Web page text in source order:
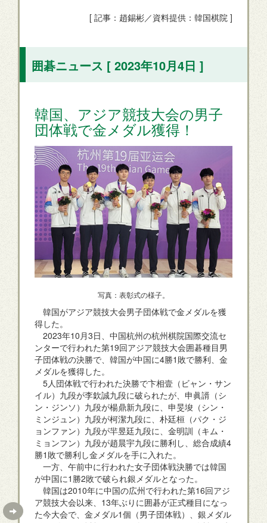
[ 記事：趙錫彬／資料提供：韓国棋院 ]
囲碁ニュース [ 2023年10月4日 ]
韓国、アジア競技大会の男子
団体戦で金メダル獲得！
写真：表彰式の様子。
韓国がアジア競技大会男子団体戦で金メダルを獲
得した。
2023年10月3日、中国杭州の杭州棋院国際交流セ
ンターで行われた第19回アジア競技大会囲碁種目男
子団体戦の決勝で、韓国が中国に4勝1敗で勝利、金
メダルを獲得した。
5人団体戦で行われた決勝で卞相壹（ビャン・サン
イル）九段が李欽誠九段に破られたが、申眞諝（シ
ン・ジンソ）九段が楊鼎新九段に、申旻埈（シン・
ミンジュン）九段が柯潔九段に、朴廷桓（パク・ジ
ョンファン）九段が羋昱廷九段に、金明訓（キム・
ミョンフン）九段が趙晨宇九段に勝利し、総合成績4
勝1敗で勝利し金メダルを手に入れた。
一方、午前中に行われた女子団体戦決勝では韓国
が中国に1勝2敗で破られ銀メダルとなった。
韓国は2010年に中国の広州で行われた第16回アジ
ア競技大会以来、13年ぶりに囲碁が正式種目になっ
た今大会で、金メダル1個（男子団体戦）、銀メダル